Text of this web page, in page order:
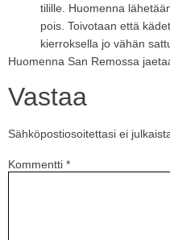
tilille. Huomenna
pois. Toivotaan että
kierroksella jo vähän
Huomenna San Remossa
Vastaa
Sähköpostiosoitettasi ei
Kommentti *